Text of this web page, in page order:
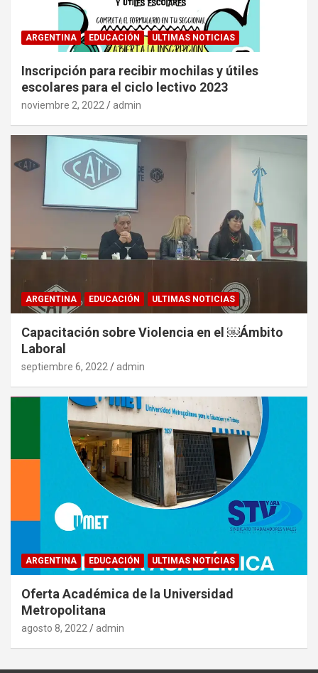
ARGENTINA EDUCACIÓN ULTIMAS NOTICIAS
Inscripción para recibir mochilas y útiles
escolares para el ciclo lectivo 2023
noviembre 2, 2022 admin
ARGENTINA EDUCACIÓN ULTIMAS NOTICIAS
Capacitación sobre Violencia en el ￼Ámbito
Laboral
septiembre 6, 2022 admin
ARGENTINA EDUCACIÓN ULTIMAS NOTICIAS
Oferta Académica de la Universidad
Metropolitana
agosto 8, 2022 admin